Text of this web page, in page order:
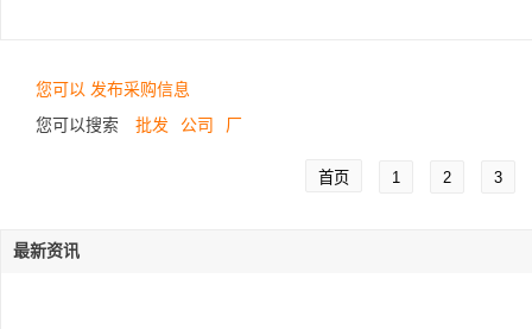
您可以 发布采购信息
您可以搜索
批发 公司 厂
首页 1 2 3
最新资讯